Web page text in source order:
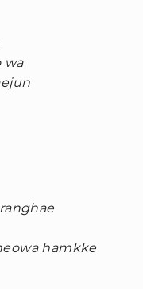
wa
hamkke